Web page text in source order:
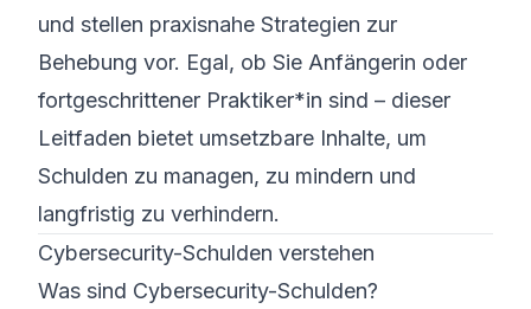
und stellen praxisnahe Strategien zur
Behebung vor. Egal, ob Sie Anfängerin oder
fortgeschrittener Praktiker*in sind – dieser
Leitfaden bietet umsetzbare Inhalte, um
Schulden zu managen, zu mindern und
langfristig zu verhindern.
Cybersecurity-Schulden verstehen
Was sind Cybersecurity-Schulden?